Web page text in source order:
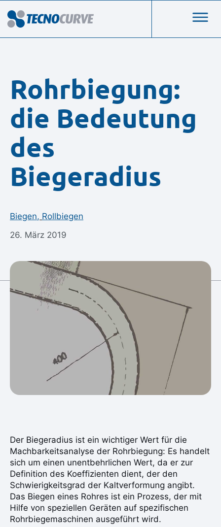
Rohrbiegung:
die Bedeutung
des
Biegeradius
Biegen, Rollbiegen
26. März 2019
Der Biegeradius ist ein wichtiger Wert für die
Machbarkeitsanalyse der Rohrbiegung: Es handelt
sich um einen unentbehrlichen Wert, da er zur
Definition des Koeffizienten dient, der den
Schwierigkeitsgrad der Kaltverformung angibt.
Das Biegen eines Rohres ist ein Prozess, der mit
Hilfe von speziellen Geräten auf spezifischen
Rohrbiegemaschinen ausgeführt wird.